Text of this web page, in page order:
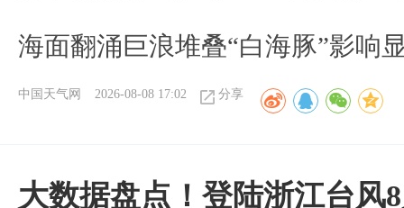
海面翻涌巨浪堆叠“白海豚”影响
中国天气网 2026-08-08 17:02 分享
大数据盘点！登陆浙江台风